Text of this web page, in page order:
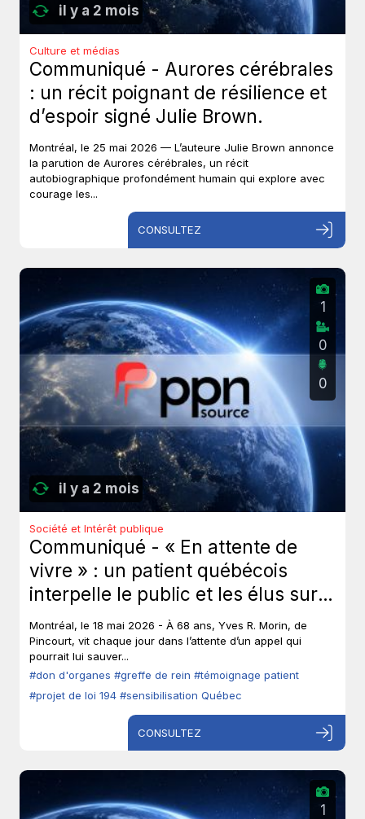
il y a 2 mois
Culture et médias
Communiqué - Aurores cérébrales
: un récit poignant de résilience et
d’espoir signé Julie Brown.
Montréal, le 25 mai 2026 — L’auteure Julie Brown annonce
la parution de Aurores cérébrales, un récit
autobiographique profondément humain qui explore avec
courage les...
CONSULTEZ
il y a 2 mois
1
0
0
Société et Intérêt publique
Communiqué - « En attente de
vivre » : un patient québécois
interpelle le public et les élus sur
le don d’organes.
Montréal, le 18 mai 2026 - À 68 ans, Yves R. Morin, de
Pincourt, vit chaque jour dans l’attente d’un appel qui
pourrait lui sauver...
#don d'organes #greffe de rein #témoignage patient
#projet de loi 194 #sensibilisation Québec
CONSULTEZ
1